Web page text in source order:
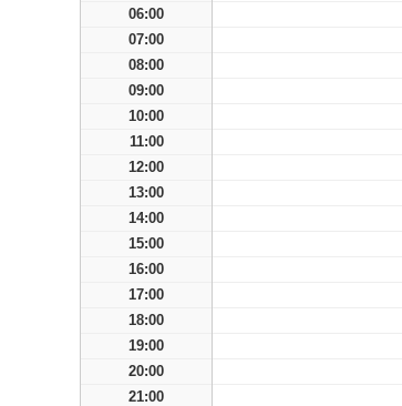
06:00
07:00
08:00
09:00
10:00
11:00
12:00
13:00
14:00
15:00
16:00
17:00
18:00
19:00
20:00
21:00